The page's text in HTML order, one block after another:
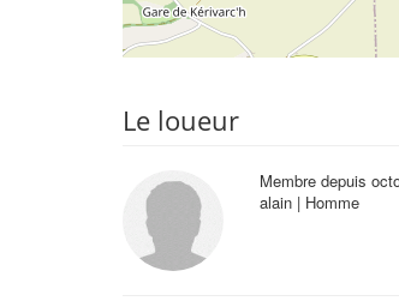
Le loueur
Membre depuis
alain | Homme